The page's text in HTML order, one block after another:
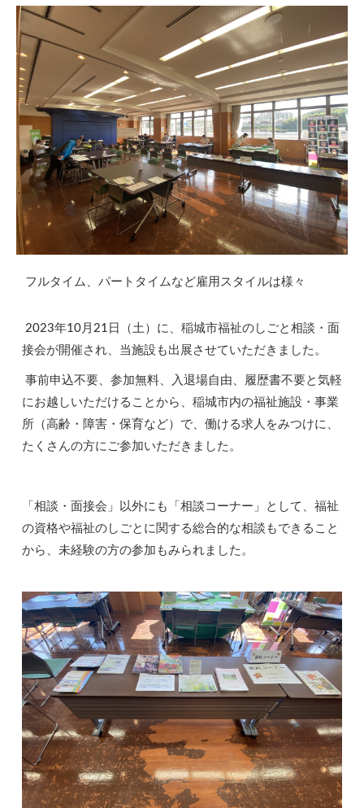
フルタイム、パートタイムなど雇用スタイルは様々
2023年10月 21 日（土）に、稲城市福祉のしごと相談・面
接会が開催され、当施設も出展させていただきました。
事前申込不要、参加無料、入退場自由、履歴書不要と気軽
にお越しいただけることから、稲城市内の福祉施設・事業
所（高齢・障害・保育など）で、働ける求人をみつけに、
たくさんの方にご参加いただきました。
「相談・面接会」以外にも「相談コーナー」として、福祉
の資格や福祉のしごとに関する総合的な相談もできること
から、未経験の方の参加もみられました。